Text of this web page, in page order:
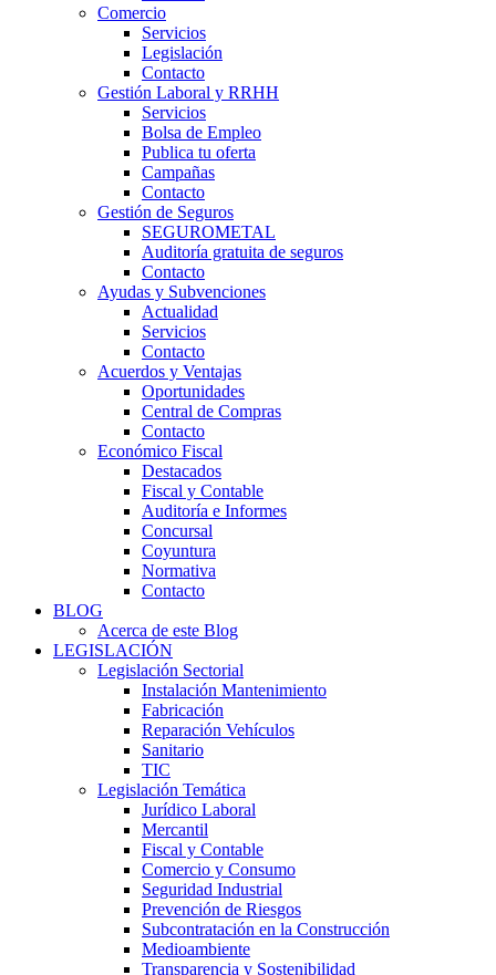
Comercio
Servicios
Legislación
Contacto
Gestión Laboral y RRHH
Servicios
Bolsa de Empleo
Publica tu oferta
Campañas
Contacto
Gestión de Seguros
SEGUROMETAL
Auditoría gratuita de seguros
Contacto
Ayudas y Subvenciones
Actualidad
Servicios
Contacto
Acuerdos y Ventajas
Oportunidades
Central de Compras
Contacto
Económico Fiscal
Destacados
Fiscal y Contable
Auditoría e Informes
Concursal
Coyuntura
Normativa
Contacto
BLOG
Acerca de este Blog
LEGISLACIÓN
Legislación Sectorial
Instalación Mantenimiento
Fabricación
Reparación Vehículos
Sanitario
TIC
Legislación Temática
Jurídico Laboral
Mercantil
Fiscal y Contable
Comercio y Consumo
Seguridad Industrial
Prevención de Riesgos
Subcontratación en la Construcción
Medioambiente
Transparencia y Sostenibilidad